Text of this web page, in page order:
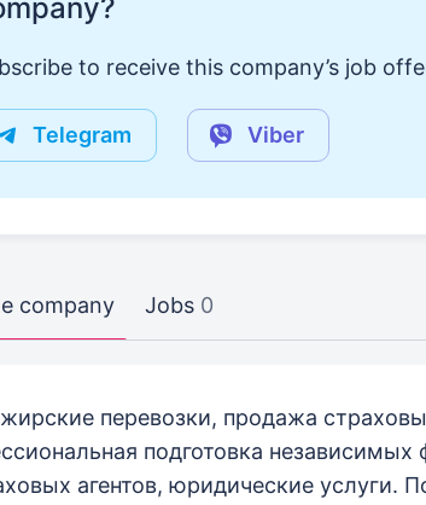
to receive this company’s job
Telegram Viber
company Jobs 0
перевозки, продажа
подготовка независимых
агентов, юридические услуги.